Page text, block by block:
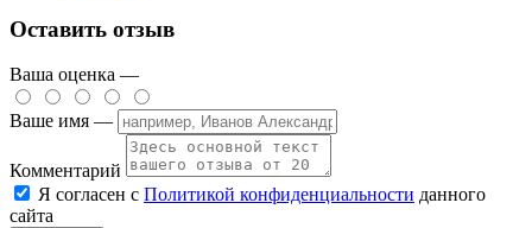
Оставить отзыв
Ваша оценка —
Ваше имя —
Комментарий
Я согласен с Политикой конфиденциальности данного
сайта